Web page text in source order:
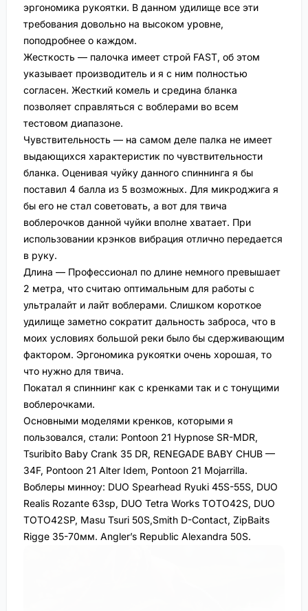
эргономика рукоятки. В данном удилище все эти
требования довольно на высоком уровне,
поподробнее о каждом.
Жесткость — палочка имеет строй FAST, об этом
указывает производитель и я с ним полностью
согласен. Жесткий комель и средина бланка
позволяет справляться с воблерами во всем
тестовом диапазоне.
Чувствительность — на самом деле палка не имеет
выдающихся характеристик по чувствительности
бланка. Оценивая чуйку данного спиннинга я бы
поставил 4 балла из 5 возможных. Для микроджига я
бы его не стал советовать, а вот для твича
воблерочков данной чуйки вполне хватает. При
использовании крэнков вибрация отлично передается
в руку.
Длина — Профессионал по длине немного превышает
2 метра, что считаю оптимальным для работы с
ультралайт и лайт воблерами. Слишком короткое
удилище заметно сократит дальность заброса, что в
моих условиях большой реки было бы сдерживающим
фактором. Эргономика рукоятки очень хорошая, то
что нужно для твича.
Покатал я спиннинг как с кренками так и с тонущими
воблерочками.
Основными моделями кренков, которыми я
пользовался, стали: Pontoon 21 Hypnose SR-MDR,
Tsuribito Baby Crank 35 DR, RENEGADE BABY CHUB —
34F, Pontoon 21 Alter Idem, Pontoon 21 Mojarrilla.
Воблеры минноу: DUO Spearhead Ryuki 45S-55S, DUO
Realis Rozante 63sp, DUO Tetra Works TOTO42S, DUO
TOTO42SP, Masu Tsuri 50S,Smith D-Contact, ZipBaits
Rigge 35-70мм. Angler’s Republic Alexandra 50S.